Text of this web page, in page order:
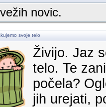
novic.
svoje telo
Živijo. Jaz
telo. Te
počela?
jih urejati,